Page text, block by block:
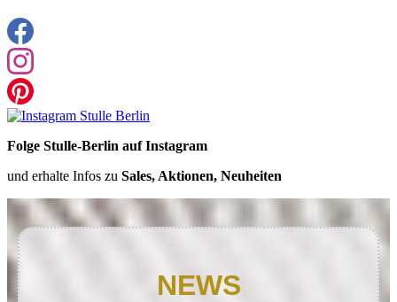
Folge Stulle-Berlin auf Instagram
und erhalte Infos zu Sales, Aktionen, Neuheiten
NEWS